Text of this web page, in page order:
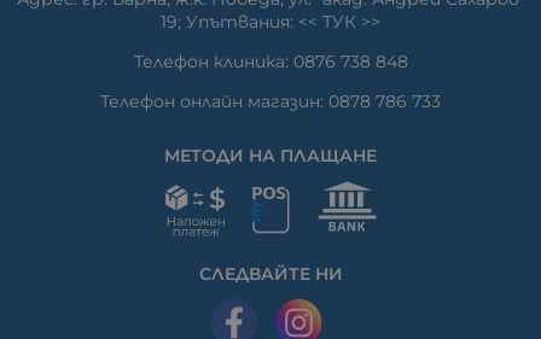
19; Упътвания: << ТУК >>
Телефон клиника: 0876 738 848
Телефон онлайн магазин: 0878 786 733
МЕТОДИ НА ПЛАЩАНЕ
СЛЕДВАЙТЕ НИ